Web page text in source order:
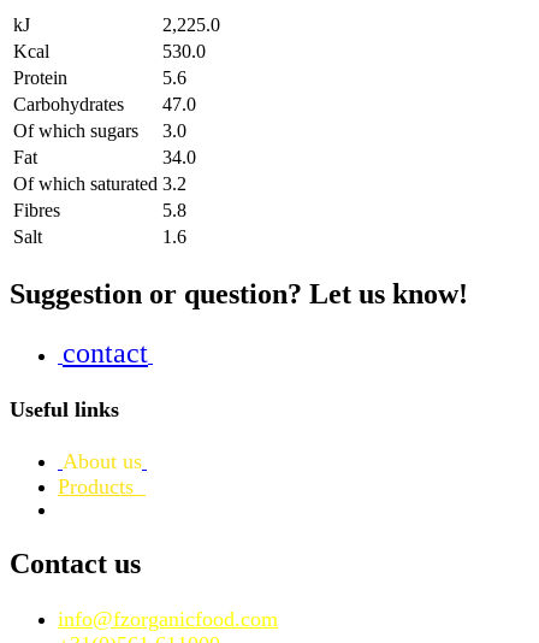
kJ
2,225.0
Kcal
530.0
Protein
5.6
Carbohydrates
47.0
Of which sugars
3.0
Fat
34.0
Of which saturated 3.2
Fibres
5.8
Salt
1.6
Suggestion or question? Let us know!
contact
Useful links
About us
Products
Contact us
info@fzorganicfood.com